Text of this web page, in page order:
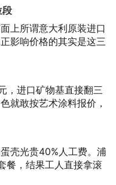
段
上所谓意大利原装进口
影响价格的其实是这三
，进口矿物基直接翻三
就敢按艺术涂料报价，
壳光贵40%人工费。浦
餐，结果工人直接拿滚